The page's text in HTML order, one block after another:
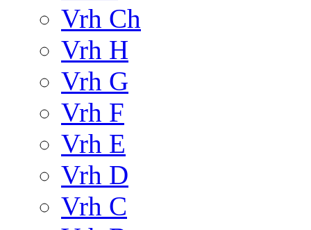
Vrh Ch
Vrh H
Vrh G
Vrh F
Vrh E
Vrh D
Vrh C